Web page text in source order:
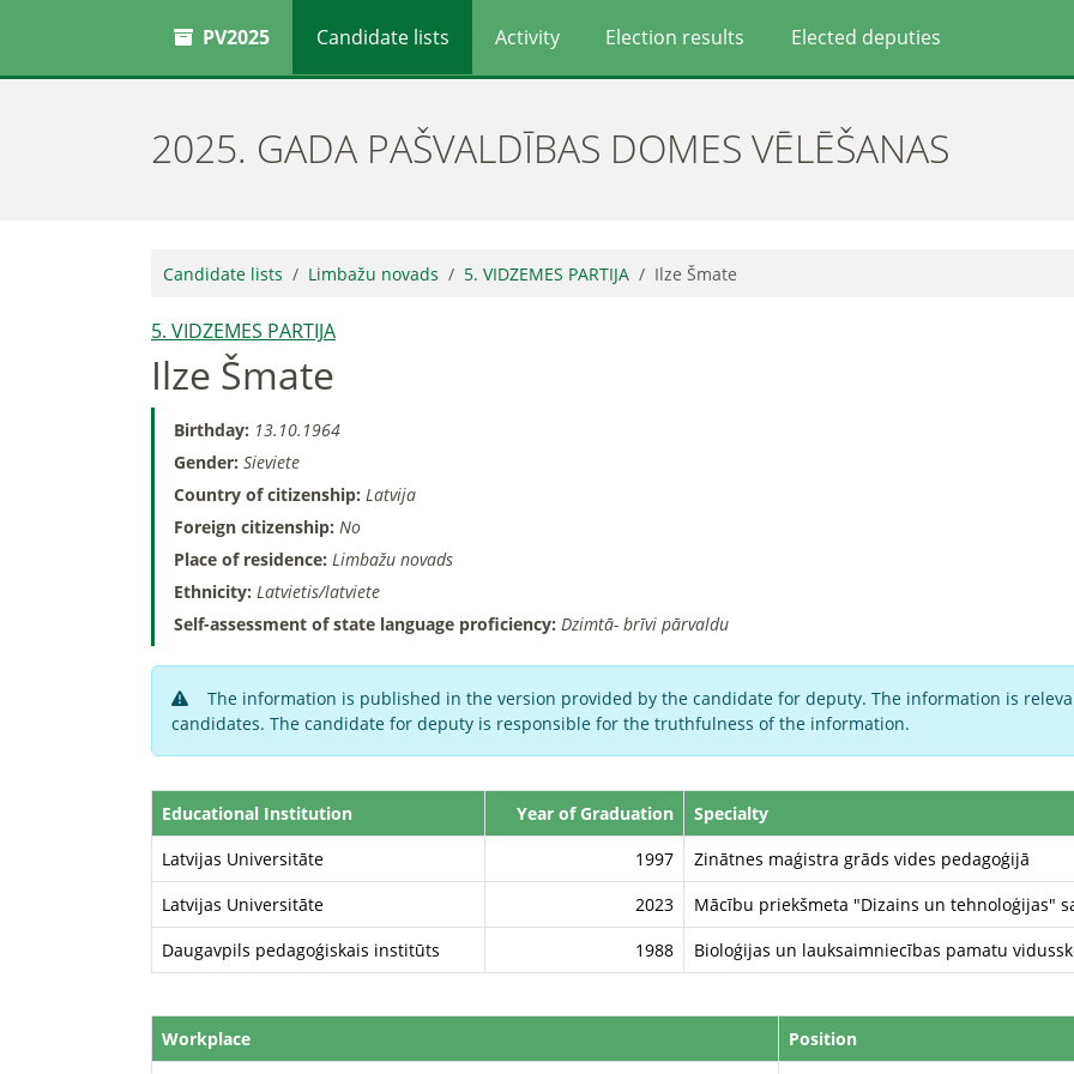
PV2025 Candidate lists Activity Election results Elected deputies
2025. GADA PAŠVALDĪBAS DOMES VĒLĒŠANAS
Candidate lists Limbažu novads 5. VIDZEMES PARTIJA Ilze Šmate
5. VIDZEMES PARTIJA
Ilze Šmate
Birthday: 13.10.1964
Gender: Sieviete
Country of citizenship: Latvija
Foreign citizenship: No
Place of residence: Limbažu novads
Ethnicity: Latvietis/latviete
Self-assessment of state language proficiency: Dzimtā- brīvi pārvaldu
The information is published in the version provided by the candidate for deputy. The information is
candidates. The candidate for deputy is responsible for the truthfulness of the information.
Educational Institution Year of Graduation
Specialty
Latvijas Universitāte
1997
Zinātnes maģistra grāds vides pedagoģijā
Latvijas Universitāte
2023
Mācību priekšmeta "Dizains un tehnoloģijas"
Daugavpils pedagoģiskais institūts
1988 Bioloģijas un lauksaimniecības pamatu
Workplace
Position